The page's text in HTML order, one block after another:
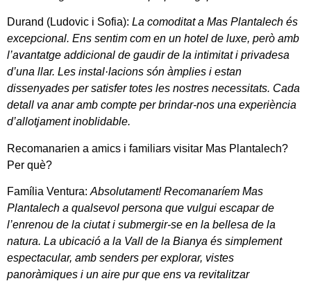
Durand (Ludovic i Sofia): La comoditat a Mas Plantalech és
excepcional. Ens sentim com en un hotel de luxe, però amb
l’avantatge addicional de gaudir de la intimitat i privadesa
d’una llar. Les instal·lacions són àmplies i estan
dissenyades per satisfer totes les nostres necessitats. Cada
detall va anar amb compte per brindar-nos una experiència
d’allotjament inoblidable.
Recomanarien a amics i familiars visitar Mas Plantalech?
Per què?
Família Ventura: Absolutament! Recomanaríem Mas
Plantalech a qualsevol persona que vulgui escapar de
l’enrenou de la ciutat i submergir-se en la bellesa de la
natura. La ubicació a la Vall de la Bianya és simplement
espectacular, amb senders per explorar, vistes
panoràmiques i un aire pur que ens va revitalitzar